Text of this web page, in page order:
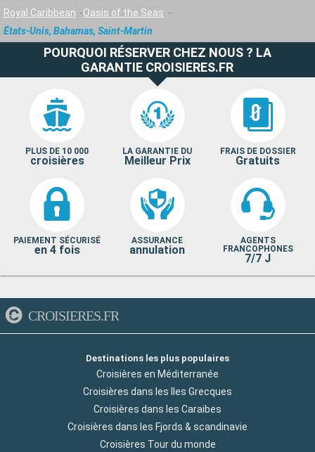
Royal Caribbean
Oasis of the Seas
États-Unis, Bahamas, Saint-Martin
POURQUOI RÉSERVER CHEZ NOUS ? LA
GARANTIE CROISIERES.FR
PLUS DE 10 000
croisières
LA GARANTIE DU
Meilleur Prix
FRAIS DE DOSSIER
Gratuits
PAIEMENT SÉCURISÉ
en 4 fois
ASSURANCE
annulation
AGENTS
FRANCOPHONES
7/7 J
CROISIERES.FR
Destinations les plus populaires
Croisières en Méditerranée
Croisières dans les Iles Grecques
Croisières dans les Caraibes
Croisières dans les Fjords & scandinavie
Croisières Tour du monde